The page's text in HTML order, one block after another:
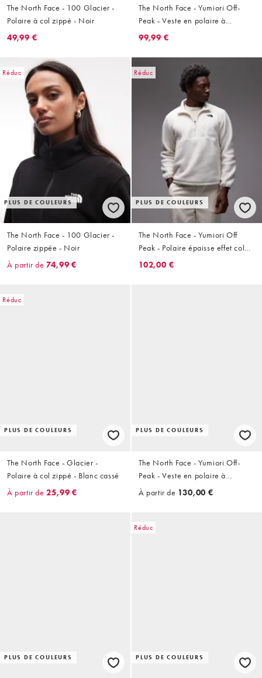
The North Face - 100 Glacier -
Polaire à col zippé - Noir
49,99 €
The North Face - Yumiori Off-
Peak - Veste en polaire à
fermeture éclair - Blanc cassé
99,99 €
Réduc
PLUS DE COULEURS
The North Face - 100 Glacier -
Polaire zippée - Noir
À partir de 74,99 €
Réduc
PLUS DE COULEURS
The North Face - Yumiori Off
Peak - Polaire épaisse effet color
block à col zippé - Blanc cassé
102,00 €
Réduc
PLUS DE COULEURS
The North Face - Glacier -
Polaire à col zippé - Blanc cassé
À partir de 25,99 €
PLUS DE COULEURS
The North Face - Yumiori Off-
Peak - Veste en polaire à
fermeture éclair - Noir
À partir de 130,00 €
PLUS DE COULEURS
Réduc
PLUS DE COULEURS